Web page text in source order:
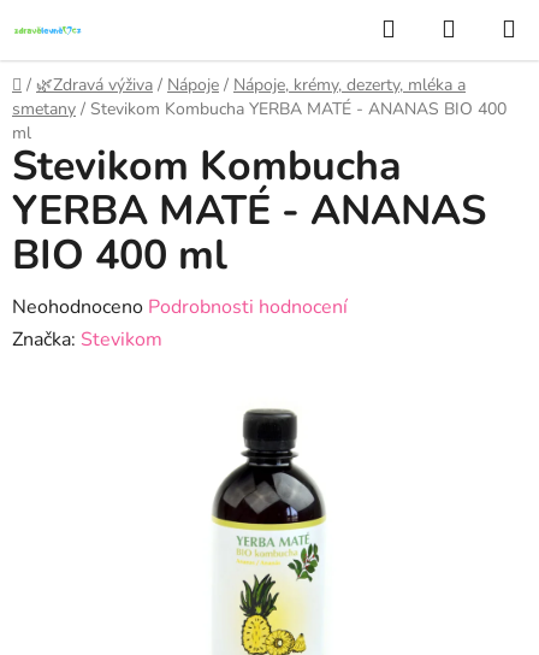
na
obsah
Hledat
KOŠÍK
Domů
/ 🌿Zdravá výživa / Nápoje / Nápoje, krémy, dezerty, mléka a
smetany / Stevikom Kombucha YERBA MATÉ - ANANAS BIO 400
ml
Stevikom Kombucha
YERBA MATÉ - ANANAS
BIO 400 ml
Průměrné
hodnocení
Neohodnoceno Podrobnosti hodnocení
Značka: Stevikom